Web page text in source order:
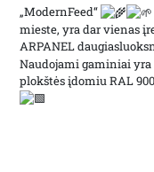
„ModernFeed“
mieste, yra dar vienas
ARPANEL
Naudojami gaminiai yra
plokštės įdomiu RAL